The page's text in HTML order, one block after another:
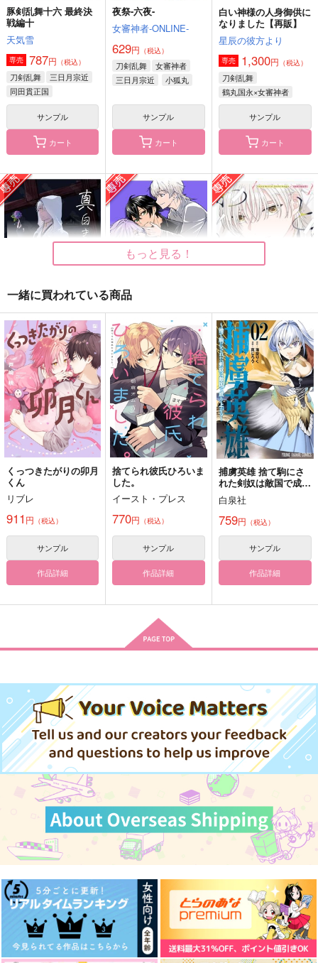
イベントレポ vol.3
新規レイヤーフォルダ
ー
787円（税込）
オールキャラ
サンプル
作品詳細
ある日突然幼馴染が分
離した話（オマケな
ESplus
630円（税込）
爆豪勝己×緑谷出久
サンプル
作品詳細
P.E.TKRB/RECYCLE
06
Pink Elephant
2,829円（税込）
三日月宗近×鶴丸国永
サンプル
作品詳細
はらぺこっぷす再録集
2019-2020
はらぺこっぷす
2,860円
三日月宗近×鶴丸国永
サンプル
作品詳細
失明鶴丸国永、最期の
5日間 総集編
はらぺこっぷす
2,032円
三日月宗近×鶴丸国永
サンプル
作品詳細
ゆあみ師弟
ゆとりん
472円（税込）
無限
サンプル
作品詳細
師弟だらけ
ゆとりん
2,044円（税込）
サンプル
作品詳細
師弟まつり
ゆとりん
2,515円（税込）
サンプル
作品詳細
よわる師弟
ゆとりん
1,100円（税込）
無限
サンプル
作品詳細
豚剣乱舞十六 最終決
戦編十
天気雪
専売 787円 （税込）
刀剣乱舞
三日月宗近
同田貫正国
サンプル
カート
夜祭-六夜-
女審神者-ONLINE-
629円 （税込）
刀剣乱舞
女審神者
三日月宗近
小狐丸
サンプル
カート
白い神様の人身御供に
なりました【再販】
星辰の彼方より
専売 1,300円 （税込）
刀剣乱舞
鶴丸国永×女審神者
サンプル
カート
真白き鶴に言ノ葉を
梅水月
専売 3,772円（税込）
刀剣乱舞
鶴丸国永×女審神者
サンプル
カート
Keep this between u
s, ok?
たこやきパルフェ
専売 472円 （税込）
刀剣乱舞
水心子正秀×水心子正秀
サンプル
カート
とことわに、
nil.
専売 1,100円（税込）
刀剣乱舞
鶴丸国永×女審神者
サンプル
カート
喪失猶予
1,572円（税込）
刀剣乱舞
鶴丸国永×女審神者
サンプル
カート
興味あること以外興味
692 円 （税込）
刀剣乱舞
鶴丸国永×女審神者
サンプル
いろにいでにけりわが
専売 1,257 円（税込）
刀剣乱舞
鶴丸国永×女審神者
サンプル
もっと見る！
一緒に買われている商品
くっつきたがりの卯月
くん
リブレ
911 円 （税込）
サンプル
作品詳細
捨てられ彼氏ひろいま
した。
イースト・プレス
770円 （税込）
サンプル
作品詳細
捕虜英雄 捨て駒にさ
れた剣奴は敵国で成り
上がる 2
白泉社
759円 （税込）
サンプル
作品詳細